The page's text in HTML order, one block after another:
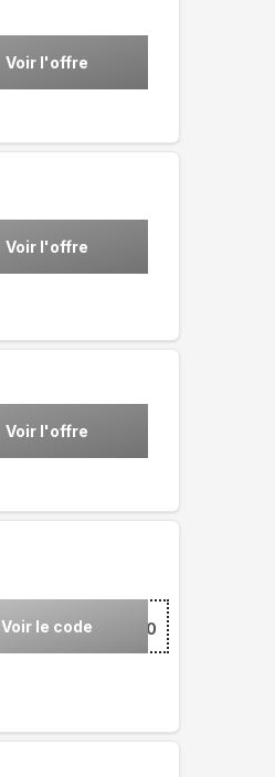
Voir l'offre
Voir l'offre
Voir l'offre
Voir le code***PP30